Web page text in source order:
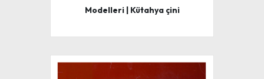
Modelleri | Kütahya çini